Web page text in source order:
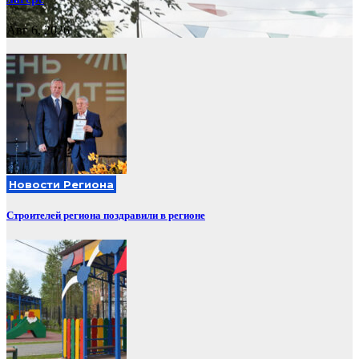
Авг 6, 2026
Новости Региона
Строителей региона поздравили в регионе